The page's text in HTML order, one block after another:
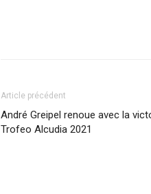
Article précédent
André Greipel renoue avec la
Trofeo Alcudia 2021